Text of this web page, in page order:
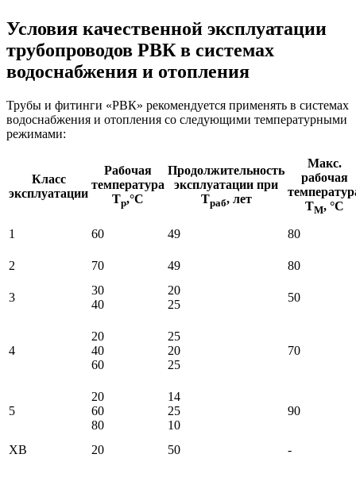
Условия качественной эксплуатации
трубопроводов РВК в системах
водоснабжения и отопления
Трубы и фитинги «РВК» рекомендуется применять в системах
водоснабжения и отопления со следующими температурными
режимами:
Класс
эксплуатации
Рабочая
температура
Тр,°С
Продолжительность
эксплуатации при
Траб, лет
Макс.
рабочая
ТМ, °С
1 60 49 80
2 70 49 80
3
30
40
20
25
50
4
20
40
60
25
20
25
70
5
20
60
80
14
25
10
90
ХВ 20 50 -